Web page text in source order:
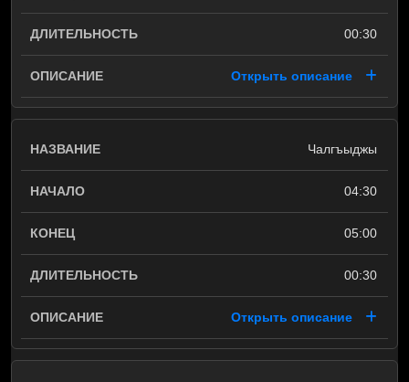
00:30
Открыть описание
Чалгъыджы
04:30
05:00
00:30
Открыть описание